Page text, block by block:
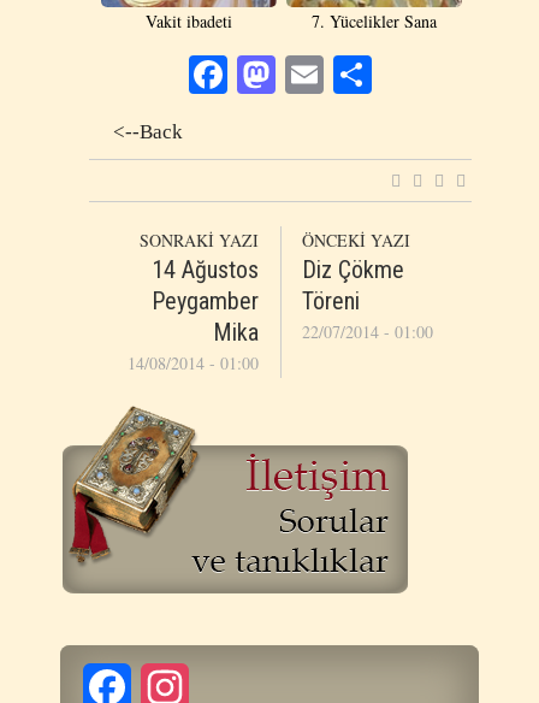
Vakit ibadeti 7. Yücelikler Sana
Facebook
Mastodon
Email
<--Back
SONRAKİ YAZI
14 Ağustos
Peygamber
Mika
14/08/2014 - 01:00
ÖNCEKİ YAZI
Diz Çökme
Töreni
22/07/2014 - 01:00
Facebook